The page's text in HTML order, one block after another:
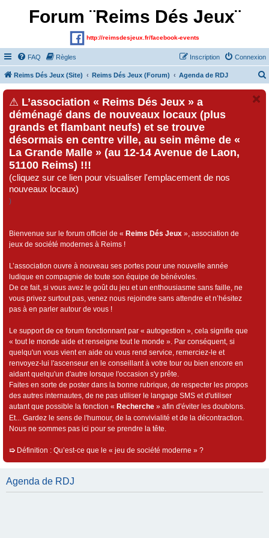
Forum ¨Reims Dés Jeux¨
http://reimsdesjeux.fr/facebook-events
FAQ Règles Connexion
Inscription
Reims Dés Jeux (Site) Reims Dés Jeux (Forum) Agenda de RDJ
⚠ L’association « Reims Dés Jeux » a
déménagé dans de nouveaux locaux (plus
grands et flambant neufs) et se trouve
désormais en centre ville, au sein même de «
La Grande Malle » (au 12-14 Avenue de Laon,
51100 Reims) !!!
(cliquez sur ce lien pour visualiser l'emplacement de nos
nouveaux locaux)
)
Bienvenue sur le forum officiel de « Reims Dés Jeux », association de
jeux de société modernes à Reims !
L’association ouvre à nouveau ses portes pour une nouvelle année
ludique en compagnie de toute son équipe de bénévoles.
De ce fait, si vous avez le goût du jeu et un enthousiasme sans faille, ne
vous privez surtout pas, venez nous rejoindre sans attendre et n’hésitez
pas à en parler autour de vous !
Le support de ce forum fonctionnant par « autogestion », cela signifie que
« tout le monde aide et renseigne tout le monde ». Par conséquent, si
quelqu'un vous vient en aide ou vous rend service, remerciez-le et
renvoyez-lui l'ascenseur en le conseillant à votre tour ou bien encore en
aidant quelqu'un d'autre lorsque l'occasion s'y prête.
Faites en sorte de poster dans la bonne rubrique, de respecter les propos
des autres internautes, de ne pas utiliser le langage SMS et d'utiliser
autant que possible la fonction « Recherche » afin d'éviter les doublons.
Et... Gardez le sens de l'humour, de la convivialité et de la décontraction.
Nous ne sommes pas ici pour se prendre la tête.
➯ Définition : Qu’est-ce que le « jeu de société moderne » ?
Agenda de RDJ